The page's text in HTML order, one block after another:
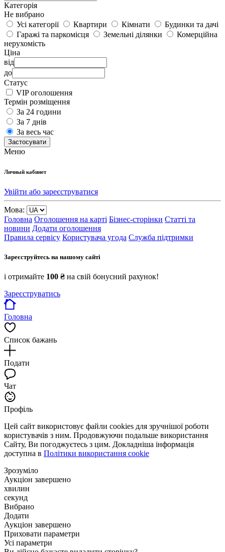
Категорія
Не вибрано
Усі категорії
Квартири Кімнати
Будинки та дачі
Гаражі та паркомісця
Земельні ділянки
Комерційна
нерухомість
Ціна
від
до
Статус
VIP оголошення
Термін розміщення
За 24 години
За 7 днів
За весь час
Застосувати
Меню
Личный кабинет
Увійти або зареєструватися
Мова:
Головна Оголошення на карті Бізнес-сторінки Статті та
новини Додати оголошення
Правила сервісу Користувача угода Служба підтримки
Зареєструйтесь на нашому сайті
і отримайте 100 ₴ на свій бонусний рахунок!
Зареєструватись
Головна
Список бажань
Подати
Чат
Профіль
Цей сайт використовує файли cookies для зручнішої роботи
користувачів з ним. Продовжуючи подальше використання
Сайту, Ви погоджуєтесь з цим. Докладніша інформація
доступна в Політики використання cookie
Зрозуміло
Аукціон завершено
хвилин
секунд
Вибрано
Додати
Аукціон завершено
Приховати параметри
Усі параметри